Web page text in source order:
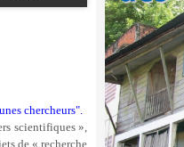
chercheurs".
scientifiques »,
de « recherche